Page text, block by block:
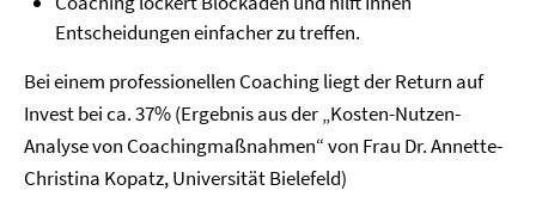
Entscheidungen einfacher zu treffen.
Bei einem professionellen Coaching liegt der Return auf
Invest bei ca. 37% (Ergebnis aus der „Kosten-Nutzen-
Analyse von Coachingmaßnahmen“ von Frau Dr. Annette-
Christina Kopatz, Universität Bielefeld)